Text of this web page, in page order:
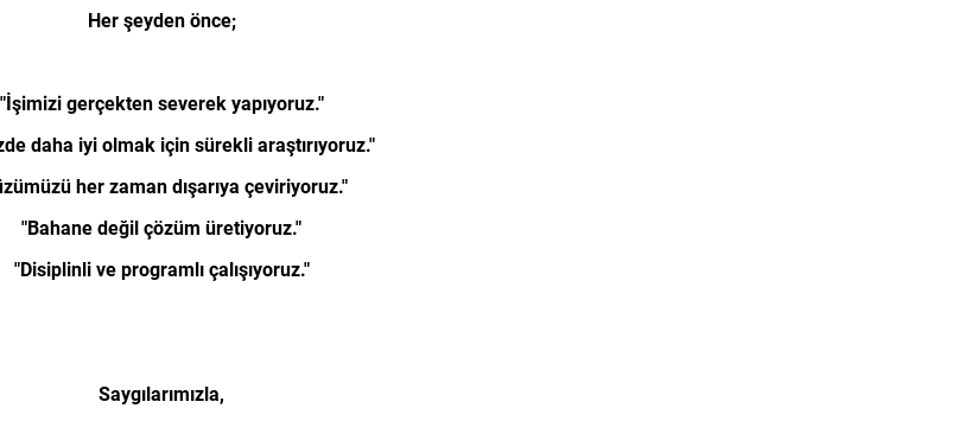
Her şeyden önce;
"İşimizi gerçekten severek yapıyoruz."
daha iyi olmak için sürekli araştırıyoruz."
her zaman dışarıya çeviriyoruz."
"Bahane değil çözüm üretiyoruz."
"Disiplinli ve programlı çalışıyoruz."
Saygılarımızla,